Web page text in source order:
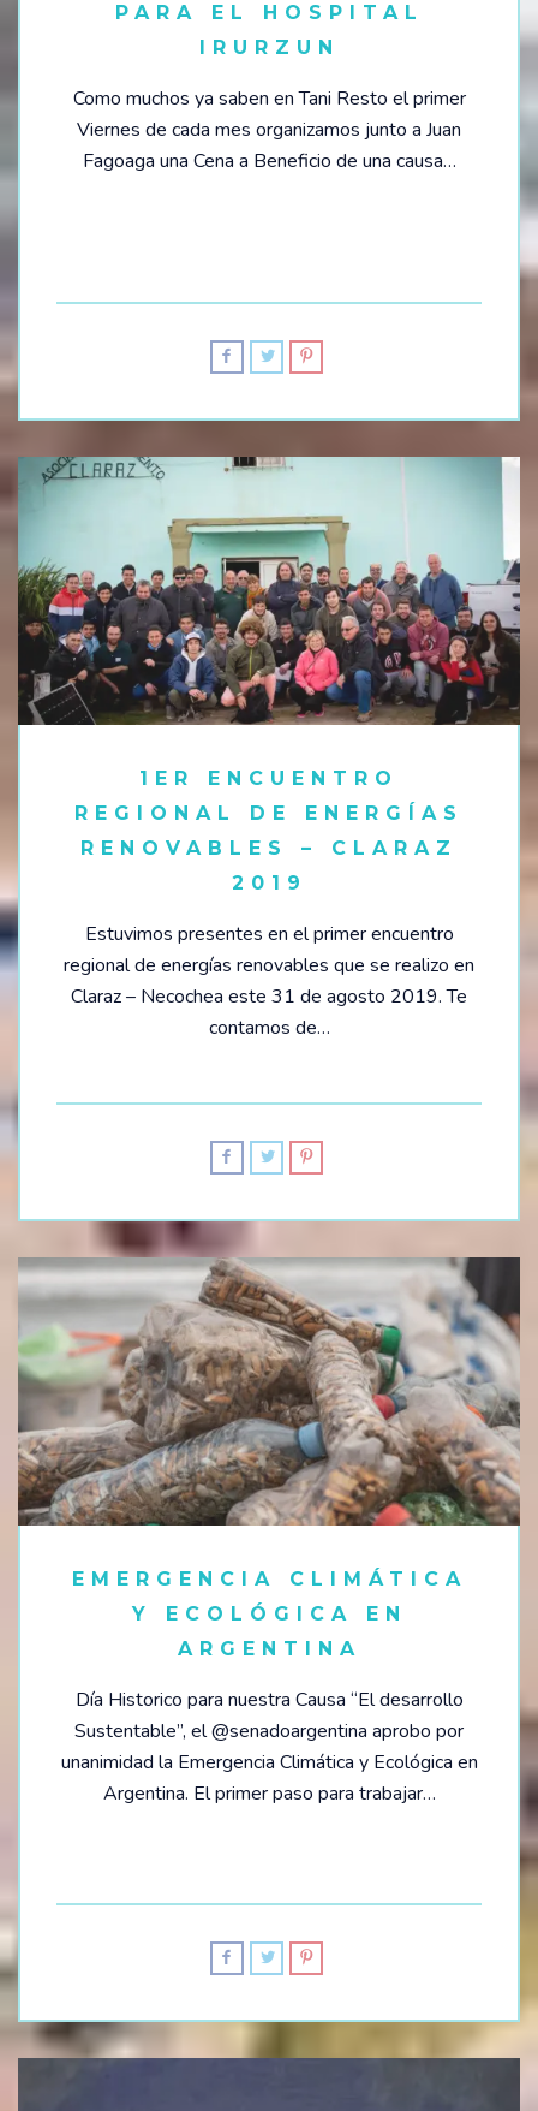
PARA EL HOSPITAL
IRURZUN
Como muchos ya saben en Tani Resto el primer
Viernes de cada mes organizamos junto a Juan
Fagoaga una Cena a Beneficio de una causa…
1ER ENCUENTRO
REGIONAL DE ENERGÍAS
RENOVABLES – CLARAZ
2019
Estuvimos presentes en el primer encuentro
regional de energías renovables que se realizo en
Claraz – Necochea este 31 de agosto 2019. Te
contamos de…
EMERGENCIA CLIMÁTICA
Y ECOLÓGICA EN
ARGENTINA
Día Historico para nuestra Causa “El desarrollo
Sustentable”, el @senadoargentina aprobo por
unanimidad la Emergencia Climática y Ecológica en
Argentina. El primer paso para trabajar…